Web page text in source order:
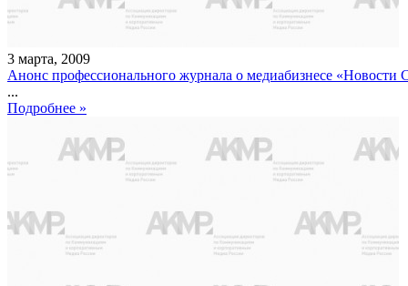
3 марта, 2009
Анонс профессионального журнала о медиабизнесе
...
Подробнее »